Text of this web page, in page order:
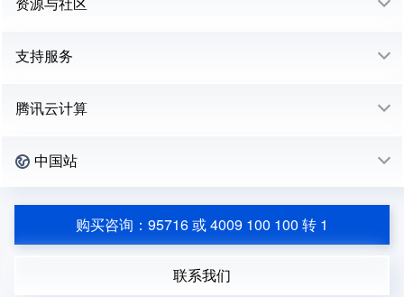
支持服务
腾讯云计算
中国站
购买咨询：95716 或 4009 100 100 转 1
联系我们